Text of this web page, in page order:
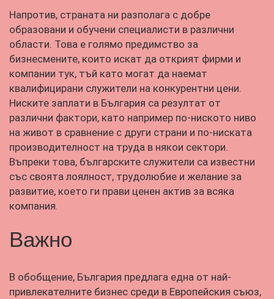
Напротив, страната ни разполага с добре
образовани и обучени специалисти в различни
области. Това е голямо предимство за
бизнесмените, които искат да открият фирми и
компании тук, тъй като могат да наемат
квалифицирани служители на конкурентни цени.
Ниските заплати в България са резултат от
различни фактори, като например по-ниското ниво
на живот в сравнение с други страни и по-ниската
производителност на труда в някои сектори.
Въпреки това, българските служители са известни
със своята лоялност, трудолюбие и желание за
развитие, което ги прави ценен актив за всяка
компания.
Важно
В обобщение, България предлага една от най-
привлекателните бизнес среди в Европейския съюз,